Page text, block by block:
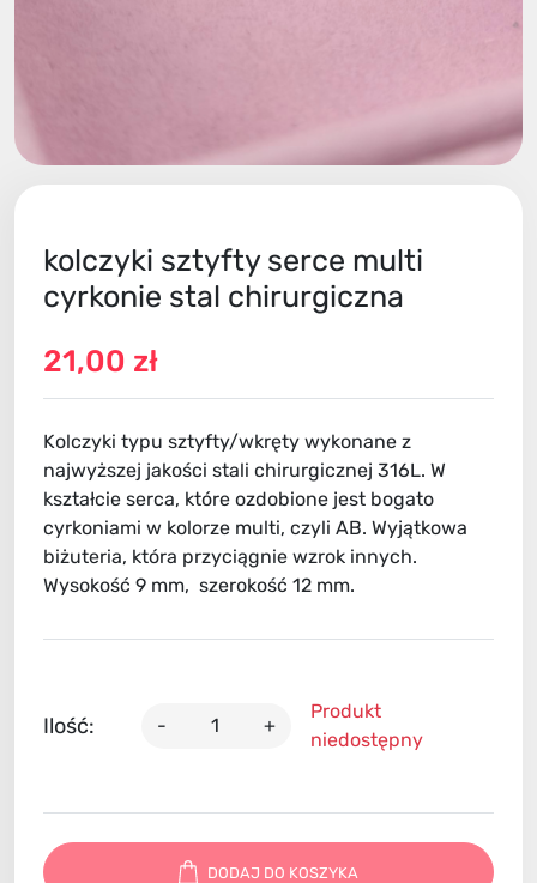
kolczyki sztyfty serce multi
cyrkonie stal chirurgiczna
21,00 zł
Kolczyki typu sztyfty/wkręty wykonane z
najwyższej jakości stali chirurgicznej 316L. W
kształcie serca, które ozdobione jest bogato
cyrkoniami w kolorze multi, czyli AB. Wyjątkowa
biżuteria, która przyciągnie wzrok innych.
Wysokość 9 mm, szerokość 12 mm.
Ilość: - +
Produkt
niedostępny
DODAJ DO KOSZYKA